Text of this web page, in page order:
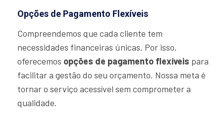
Opções de Pagamento Flexíveis
Compreendemos que cada cliente tem
necessidades financeiras únicas. Por isso,
oferecemos opções de pagamento flexíveis para
facilitar a gestão do seu orçamento. Nossa meta é
tornar o serviço acessível sem comprometer a
qualidade.